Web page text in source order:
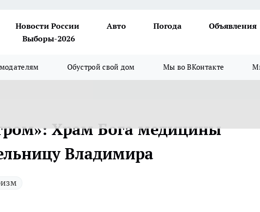
Новости России Авто Погода
Объявления
Выборы-2026
Обустрой свой дом Мы во ВКонтакте
Храм Бога медицины
Владимира